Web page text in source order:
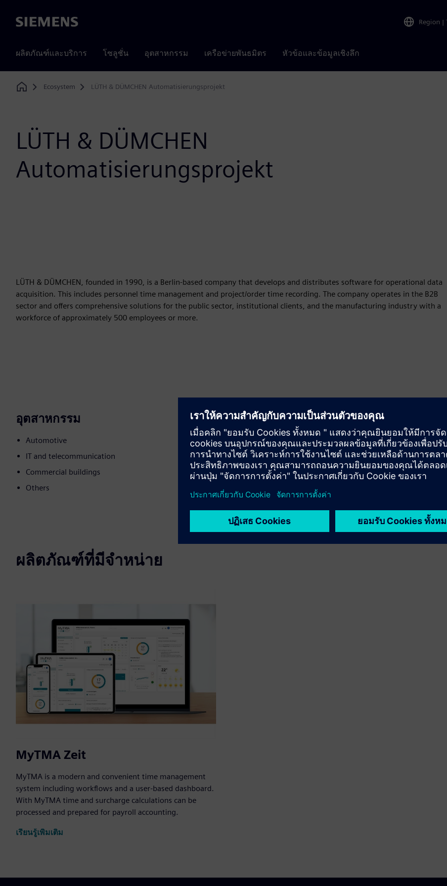
Siemens Region |
ผลิตภัณฑ์และบริการ โซลูชั่น อุตสาหกรรม เครือข่ายพันธมิตร หัวข้อและข้อมูลเชิงลึก
Home
Ecosystem LÜTH & DÜMCHEN Automatisierungsprojekt
LÜTH & DÜMCHEN
Automatisierungsprojekt
LÜTH & DÜMCHEN, founded in 1990, is a Berlin-based company that develops and distributes software for operational data
acquisition. This includes personnel time management and project/order time recording. The company operates in the B2B
sector and offers comprehensive solutions for the public sector, institutional clients, and the manufacturing industry with a
workforce of approximately 500 employees or more.
อุตสาหกรรม
Automotive
IT and telecommunication
Commercial buildings
Others
ความเคลื่อนไหว
Build
ขยายหรือสร้างด้วยผลิตภัณฑ์/โซลูชันของ Siemens
Xcelerator โดยการสร้างผลิตภัณฑ์ใหม่ หรือสร้างโซลูชัน
ลูกค้าใหม่ผ่านการผสานรวมผลิตภัณฑ์ Siemens Xcelerator
และผลิตภัณฑ์ของตัวเอง
ผลิตภัณฑ์ที่มีจำหน่าย
MyTMA Zeit
MyTMA is a modern and convenient time management
system including workflows and a user-based dashboard.
With MyTMA time and surcharge calculations can be
processed and prepared for payroll accounting.
เรียนรู้เพิ่มเติม